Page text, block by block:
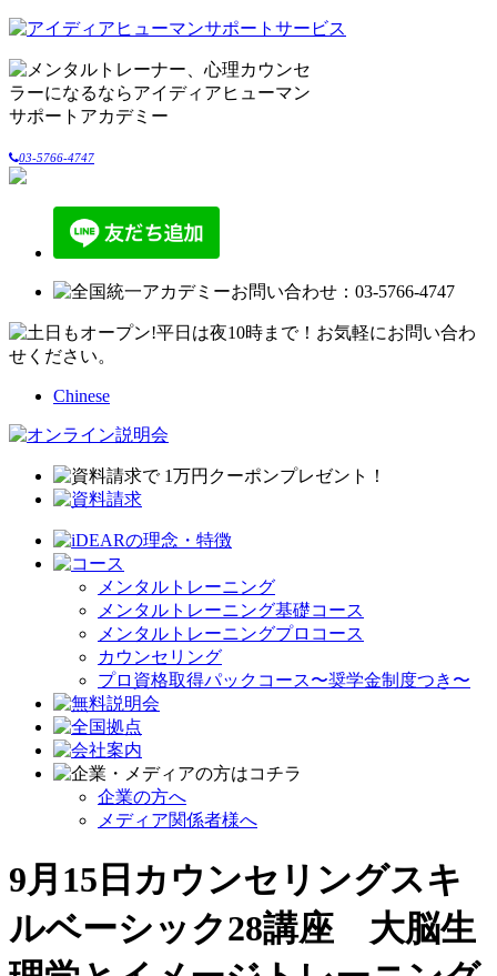
03-5766-4747
Chinese
メンタルトレーニング
メンタルトレーニング基礎コース
メンタルトレーニングプロコース
カウンセリング
プロ資格取得パックコース〜奨学金制度つき〜
企業の方へ
メディア関係者様へ
9月15日カウンセリングスキ
ルベーシック28講座 大脳生